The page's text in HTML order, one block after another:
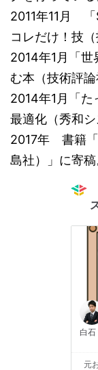
2011年11月 「
コレだけ！技
2014年1月「世
む本（技術評論
2014年1月「た
最適化（秀和シ
2017年 書籍「
島社）」に寄稿
白石
元